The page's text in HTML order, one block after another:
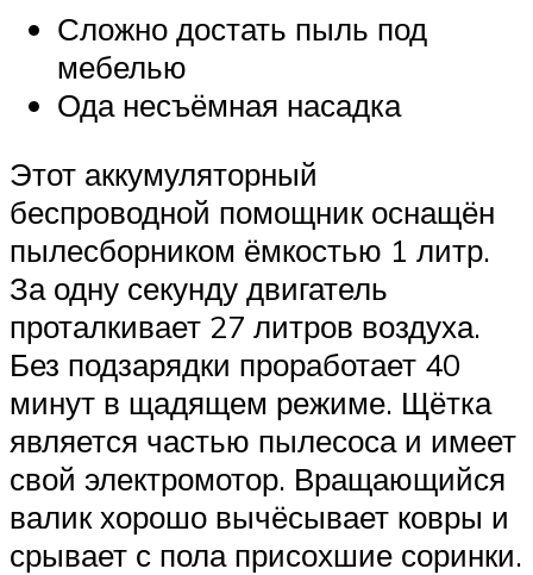
Сложно достать пыль под
мебелью
Ода несъёмная насадка
Этот аккумуляторный
беспроводной помощник оснащён
пылесборником ёмкостью 1 литр.
За одну секунду двигатель
проталкивает 27 литров воздуха.
Без подзарядки проработает 40
минут в щадящем режиме. Щётка
является частью пылесоса и имеет
свой электромотор. Вращающийся
валик хорошо вычёсывает ковры и
срывает с пола присохшие соринки.